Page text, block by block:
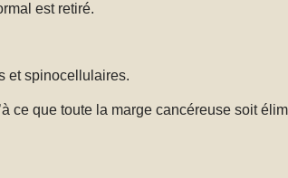
est retiré.
et spinocellulaires.
ce que toute la marge cancéreuse soit